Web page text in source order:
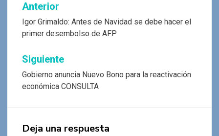
Navegación
de
entradas
Anterior
Igor Grimaldo: Antes de Navidad se debe hacer el
primer desembolso de AFP
Siguiente
Gobierno anuncia Nuevo Bono para la reactivación
económica CONSULTA
Deja una respuesta